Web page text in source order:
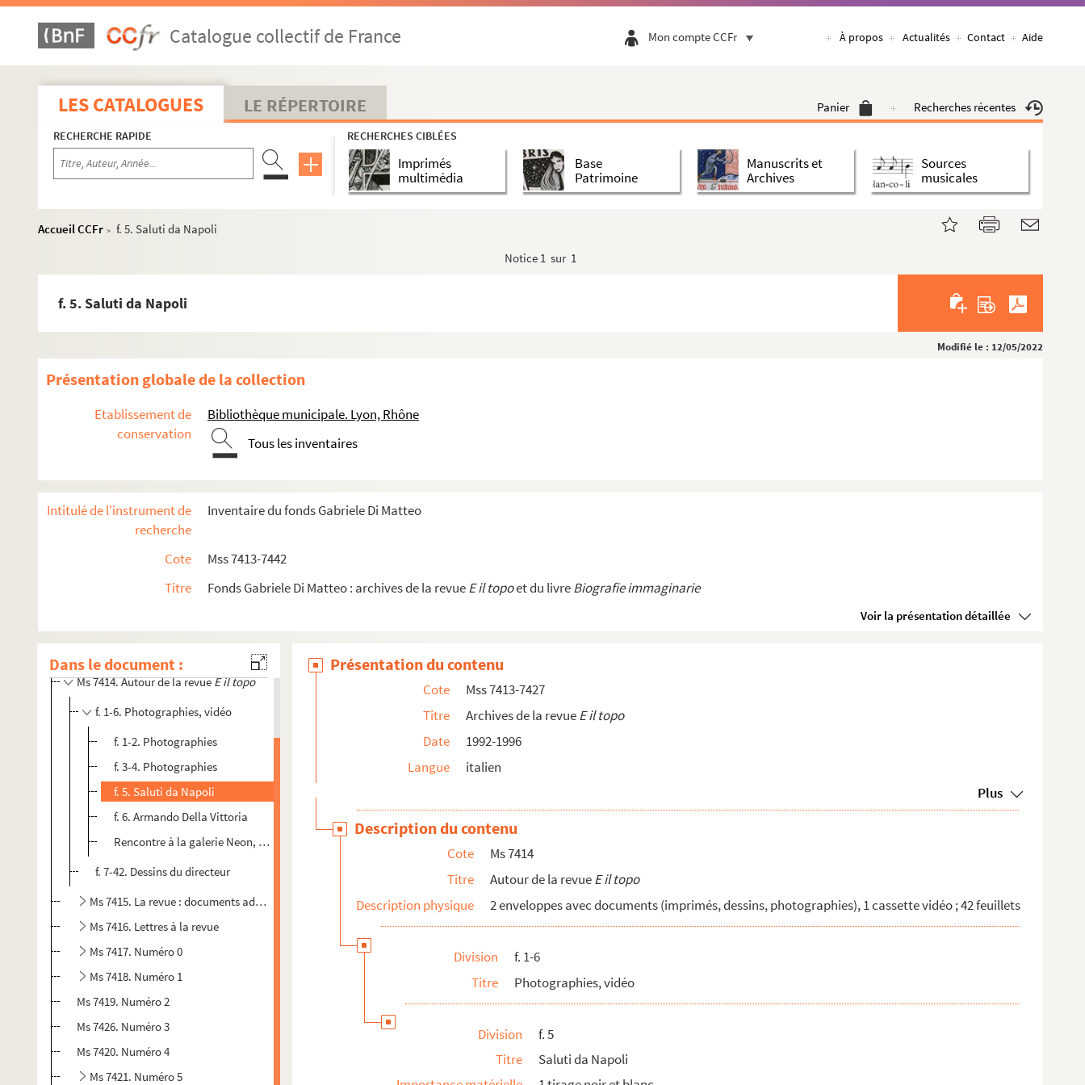
Catalogue collectif de France Mon compte CCFr À propos Actualités Contact Aide
LES CATALOGUES LE RÉPERTOIRE Panier Recherches récentes
RECHERCHE RAPIDE RECHERCHES CIBLÉES
Imprimés
multimédia
Base
Patrimoine
Manuscrits et
Archives
Sources
musicales
Accueil CCFr > f. 5. Saluti da Napoli
Notice 1 sur 1
f. 5. Saluti da Napoli
Modifié le : 12/05/2022
Présentation globale de la collection
Etablissement de
conservation
Bibliothèque municipale. Lyon, Rhône
Tous les inventaires
Intitulé de l'instrument de
recherche
Inventaire du fonds Gabriele Di Matteo
Cote
Mss 7413-7442
Titre
Fonds Gabriele Di Matteo : archives de la revueE il topoet du livreBiografie immaginarie
Voir la présentation détaillée
Dans le document :
Ms 7413. Préambules de la revue
Ms 7414. Autour de la revueE il topo
f. 1-6. Photographies, vidéo
f. 1-2. Photographies
f. 3-4. Photographies
f. 5. Saluti da Napoli
f. 6. Armando Della Vittoria
Rencontre à la galerie Neon, Bologne
f. 7-42. Dessins du directeur
Ms 7415. La revue : documents administratifs, adresses
Ms 7416. Lettres à la revue
Ms 7417. Numéro 0
Ms 7418. Numéro 1
Ms 7419. Numéro 2
Ms 7426. Numéro 3
Ms 7420. Numéro 4
Ms 7421. Numéro 5
Présentation du contenu
Cote
Mss 7413-7427
Titre
Archives de la revueE il topo
Date
1992-1996
Langue
italien
Plus
Description du contenu
Cote
Ms 7414
Titre
Autour de la revueE il topo
Description physique
2 enveloppes avec documents (imprimés, dessins, photographies), 1 cassette vidéo ; 42 feuillets
Division
f. 1-6
Titre
Photographies, vidéo
Division
f. 5
Titre
Saluti da Napoli